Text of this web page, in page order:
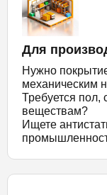
Для
Нужно
механическим
Требуется пол,
веществам?
Ищете